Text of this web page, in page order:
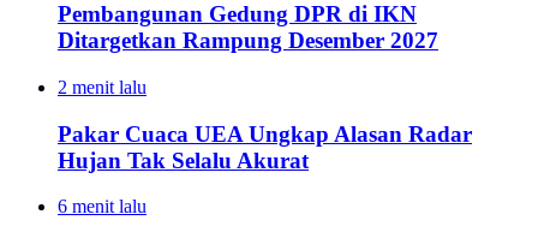
Pembangunan Gedung DPR di IKN
Ditargetkan Rampung Desember 2027
2 menit lalu
Pakar Cuaca UEA Ungkap Alasan Radar
Hujan Tak Selalu Akurat
6 menit lalu